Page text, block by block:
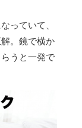
っていて、
。鏡で横か
うと一発で